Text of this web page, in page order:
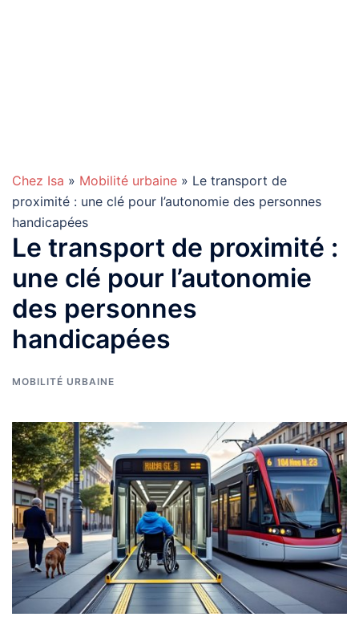
Chez Isa » Mobilité urbaine » Le transport de
proximité : une clé pour l’autonomie des personnes
handicapées
Le transport de proximité :
une clé pour l’autonomie
des personnes
handicapées
MOBILITÉ URBAINE